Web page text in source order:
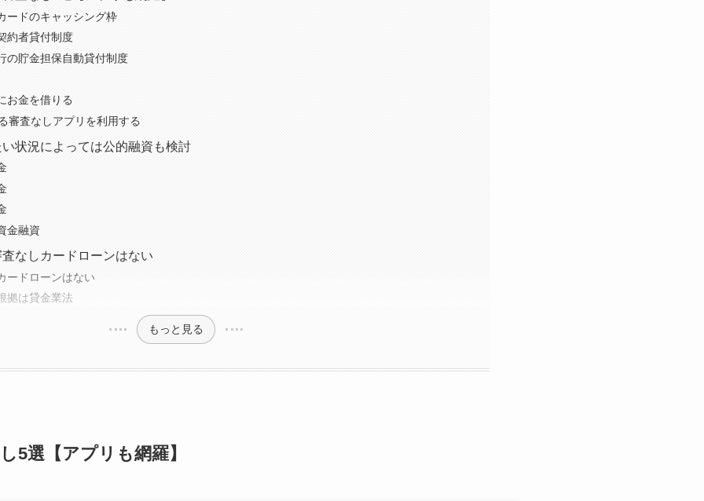
ードのキャッシング枠
約者貸付制度
の貯金担保自動貸付制度
お金を借りる
審査なしアプリを利用する
状況によっては公的融資も検討
金融資
なしカードローンはない
ードローンはない
拠は貸金業法
もっと見る
5選【アプリも網羅】